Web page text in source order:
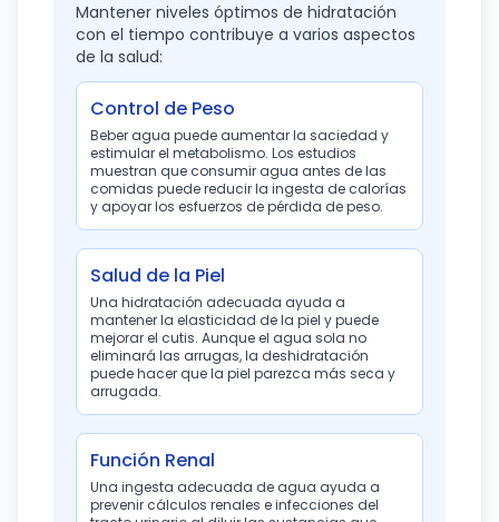
Mantener niveles óptimos de hidratación
con el tiempo contribuye a varios aspectos
de la salud:
Control de Peso
Beber agua puede aumentar la saciedad y
estimular el metabolismo. Los estudios
muestran que consumir agua antes de las
comidas puede reducir la ingesta de calorías
y apoyar los esfuerzos de pérdida de peso.
Salud de la Piel
Una hidratación adecuada ayuda a
mantener la elasticidad de la piel y puede
mejorar el cutis. Aunque el agua sola no
eliminará las arrugas, la deshidratación
puede hacer que la piel parezca más seca y
arrugada.
Función Renal
Una ingesta adecuada de agua ayuda a
prevenir cálculos renales e infecciones del